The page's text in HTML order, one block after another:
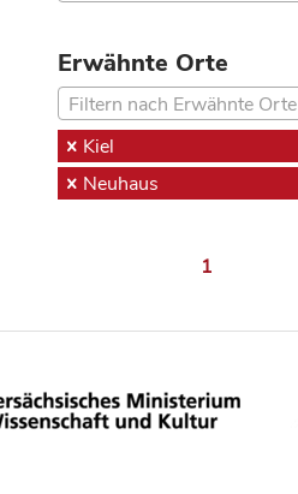
Erwähnte Orte
Filtern nach Erwähnte Orte
Kiel
Neuhaus
1